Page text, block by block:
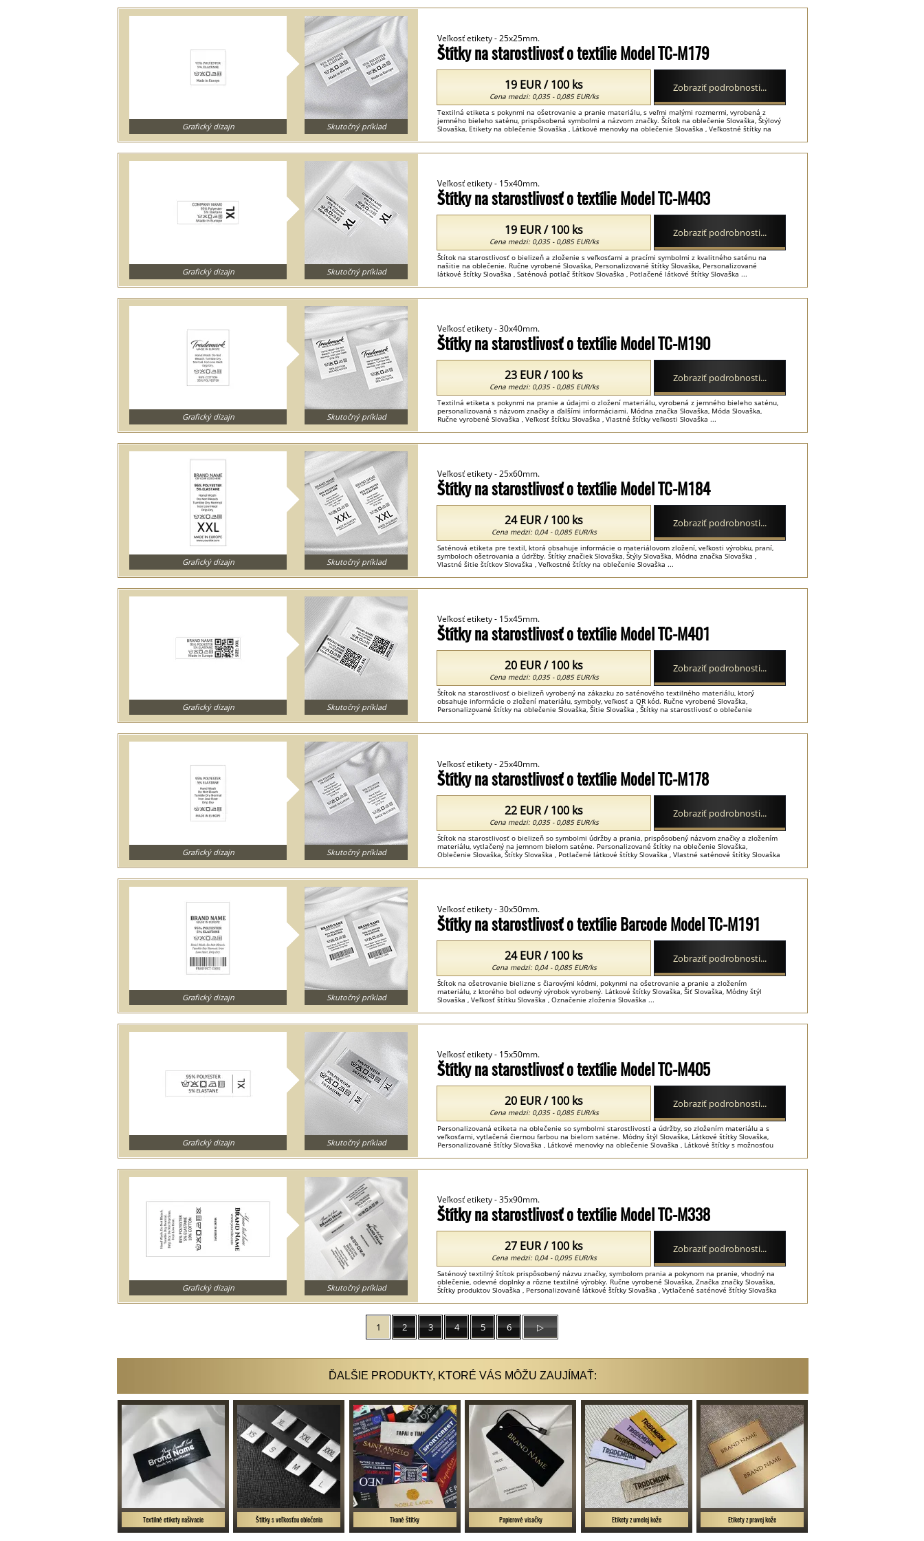
Štítky na starostlivosť o textílie Model TC-M179
Veľkosť etikety - 25x25mm.
Textilná etiketa s pokynmi na ošetrovanie a pranie materiálu, s veľmi malými rozmermi, vyrobená z
jemného bieleho saténu, prispôsobená symbolmi a názvom značky. Štítok na oblečenie Slovaška, Štýlový
Slovaška, Etikety na oblečenie Slovaška , Látkové menovky na oblečenie Slovaška , Veľkostné štítky na
19 EUR / 100 ks
Cena medzi: 0,035 - 0,085 EUR/ks
Zobraziť podrobnosti...
Grafický dizajn Skutočný príklad
Štítky na starostlivosť o textílie Model TC-M403
Veľkosť etikety - 15x40mm.
Štítok na starostlivosť o bielizeň a zloženie s veľkosťami a pracími symbolmi z kvalitného saténu na
našitie na oblečenie. Ručne vyrobené Slovaška, Personalizované štítky Slovaška, Personalizované
látkové štítky Slovaška , Saténová potlač štítkov Slovaška , Potlačené látkové štítky Slovaška ...
19 EUR / 100 ks
Cena medzi: 0,035 - 0,085 EUR/ks
Zobraziť podrobnosti...
Grafický dizajn Skutočný príklad
Štítky na starostlivosť o textílie Model TC-M190
Veľkosť etikety - 30x40mm.
Textilná etiketa s pokynmi na pranie a údajmi o zložení materiálu, vyrobená z jemného bieleho saténu,
personalizovaná s názvom značky a ďalšími informáciami. Módna značka Slovaška, Móda Slovaška,
Ručne vyrobené Slovaška , Veľkosť štítku Slovaška , Vlastné štítky veľkosti Slovaška ...
23 EUR / 100 ks
Cena medzi: 0,035 - 0,085 EUR/ks
Zobraziť podrobnosti...
Grafický dizajn Skutočný príklad
Štítky na starostlivosť o textílie Model TC-M184
Veľkosť etikety - 25x60mm.
Saténová etiketa pre textil, ktorá obsahuje informácie o materiálovom zložení, veľkosti výrobku, praní,
symboloch ošetrovania a údržby. Štítky značiek Slovaška, Štýly Slovaška, Módna značka Slovaška ,
Vlastné šitie štítkov Slovaška , Veľkostné štítky na oblečenie Slovaška ...
24 EUR / 100 ks
Cena medzi: 0,04 - 0,085 EUR/ks
Zobraziť podrobnosti...
Grafický dizajn Skutočný príklad
Štítky na starostlivosť o textílie Model TC-M401
Veľkosť etikety - 15x45mm.
Štítok na starostlivosť o bielizeň vyrobený na zákazku zo saténového textilného materiálu, ktorý
obsahuje informácie o zložení materiálu, symboly, veľkosť a QR kód. Ručne vyrobené Slovaška,
Personalizované štítky na oblečenie Slovaška, Šitie Slovaška , Štítky na starostlivosť o oblečenie
Slovaška , Štítky s veľkosťou oblečenia Slovaška ...
20 EUR / 100 ks
Cena medzi: 0,035 - 0,085 EUR/ks
Zobraziť podrobnosti...
Grafický dizajn Skutočný príklad
Štítky na starostlivosť o textílie Model TC-M178
Veľkosť etikety - 25x40mm.
Štítok na starostlivosť o bielizeň so symbolmi údržby a prania, prispôsobený názvom značky a zložením
materiálu, vytlačený na jemnom bielom saténe. Personalizované štítky na oblečenie Slovaška,
Oblečenie Slovaška, Štítky Slovaška , Potlačené látkové štítky Slovaška , Vlastné saténové štítky Slovaška
22 EUR / 100 ks
Cena medzi: 0,035 - 0,085 EUR/ks
Zobraziť podrobnosti...
Grafický dizajn Skutočný príklad
Štítky na starostlivosť o textílie Barcode Model TC-M191
Veľkosť etikety - 30x50mm.
Štítok na ošetrovanie bielizne s čiarovými kódmi, pokynmi na ošetrovanie a pranie a zložením
materiálu, z ktorého bol odevný výrobok vyrobený. Látkové štítky Slovaška, Šiť Slovaška, Módny štýl
Slovaška , Veľkosť štítku Slovaška , Označenie zloženia Slovaška ...
24 EUR / 100 ks
Cena medzi: 0,04 - 0,085 EUR/ks
Zobraziť podrobnosti...
Grafický dizajn Skutočný príklad
Štítky na starostlivosť o textílie Model TC-M405
Veľkosť etikety - 15x50mm.
Personalizovaná etiketa na oblečenie so symbolmi starostlivosti a údržby, so zložením materiálu a s
veľkosťami, vytlačená čiernou farbou na bielom saténe. Módny štýl Slovaška, Látkové štítky Slovaška,
Personalizované štítky Slovaška , Látkové menovky na oblečenie Slovaška , Látkové štítky s možnosťou
20 EUR / 100 ks
Cena medzi: 0,035 - 0,085 EUR/ks
Zobraziť podrobnosti...
Grafický dizajn Skutočný príklad
Štítky na starostlivosť o textílie Model TC-M338
Veľkosť etikety - 35x90mm.
Saténový textilný štítok prispôsobený názvu značky, symbolom prania a pokynom na pranie, vhodný na
oblečenie, odevné doplnky a rôzne textilné výrobky. Ručne vyrobené Slovaška, Značka značky Slovaška,
Štítky produktov Slovaška , Personalizované látkové štítky Slovaška , Vytlačené saténové štítky Slovaška
27 EUR / 100 ks
Cena medzi: 0,04 - 0,095 EUR/ks
Zobraziť podrobnosti...
Grafický dizajn Skutočný príklad
1 2 3 4 5 6 ▷
ĎALŠIE PRODUKTY, KTORÉ VÁS MÔŽU ZAUJÍMAŤ:
Textilné etikety našívacie Štítky s veľkosťou oblečenia Tkané štítky Papierové visačky Etikety z umelej kože Etikety z pravej kože